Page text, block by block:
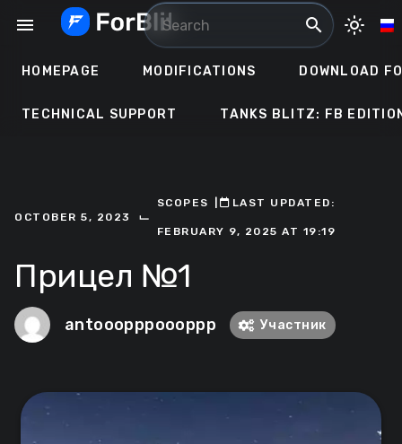
menu search light_mode
HOMEPAGE MODIFICATIONS DOWNLOAD
TECHNICAL SUPPORT TANKS BLITZ: FB
OCTOBER 5, 2023 ⌙
SCOPES ㅤLAST UPDATED:
FEBRUARY 9, 2025 AT 19:19
Прицел №1
antooopppoooppp Участник